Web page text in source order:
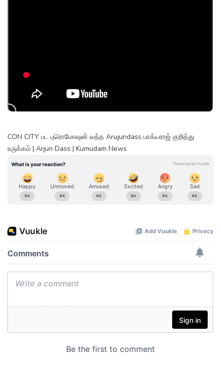
CON CITY பட புரொமோஷன் வந்த Arujundass பாக்யராஜ் குறித்து
உருக்கம் | Arjun Dass | Kumudam News